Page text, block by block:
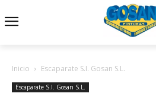
Inicio Escaparate S.I. Gosan S.L.
Escaparate S.I. Gosan S.L.